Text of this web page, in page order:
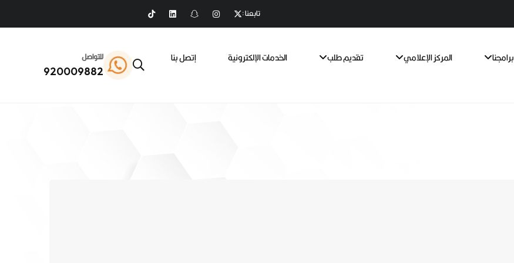
تابعنا :
برامجنا المركز الإعلامي تقديم طلب الخدمات الإلكترونية
إتصل بنا
للتواصل
920009882